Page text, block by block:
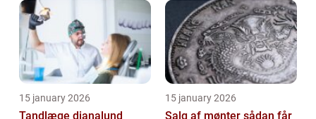
15 january 2026
Tandlæge dianalund
15 january 2026
Salg af mønter sådan får